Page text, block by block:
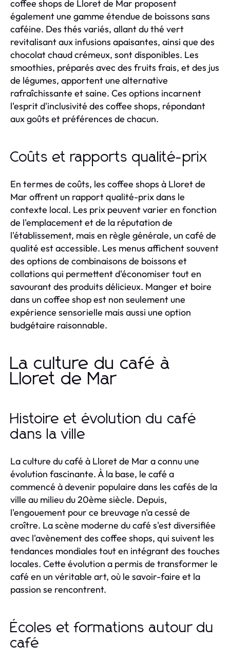
coffee shops de Lloret de Mar proposent
également une gamme étendue de boissons sans
caféine. Des thés variés, allant du thé vert
revitalisant aux infusions apaisantes, ainsi que des
chocolat chaud crémeux, sont disponibles. Les
smoothies, préparés avec des fruits frais, et des jus
de légumes, apportent une alternative
rafraîchissante et saine. Ces options incarnent
l'esprit d'inclusivité des coffee shops, répondant
aux goûts et préférences de chacun.
Coûts et rapports qualité-prix
En termes de coûts, les coffee shops à Lloret de
Mar offrent un rapport qualité-prix dans le
contexte local. Les prix peuvent varier en fonction
de l'emplacement et de la réputation de
l'établissement, mais en règle générale, un café de
qualité est accessible. Les menus affichent souvent
des options de combinaisons de boissons et
collations qui permettent d'économiser tout en
savourant des produits délicieux. Manger et boire
dans un coffee shop est non seulement une
expérience sensorielle mais aussi une option
budgétaire raisonnable.
La culture du café à
Lloret de Mar
Histoire et évolution du café
dans la ville
La culture du café à Lloret de Mar a connu une
évolution fascinante. À la base, le café a
commencé à devenir populaire dans les cafés de la
ville au milieu du 20ème siècle. Depuis,
l'engouement pour ce breuvage n'a cessé de
croître. La scène moderne du café s'est diversifiée
avec l'avènement des coffee shops, qui suivent les
tendances mondiales tout en intégrant des touches
locales. Cette évolution a permis de transformer le
café en un véritable art, où le savoir-faire et la
passion se rencontrent.
Écoles et formations autour du
café